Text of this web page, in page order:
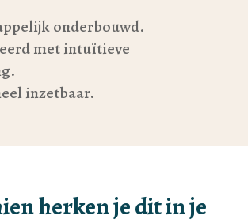
onderbouwd.
met intuïtieve
inzetbaar.
herken je dit in je